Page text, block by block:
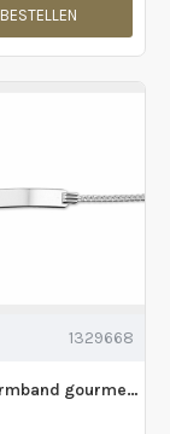
BESTELLEN
1329668
graveerarmband gourmette plaat 4,8 mm - 2010412